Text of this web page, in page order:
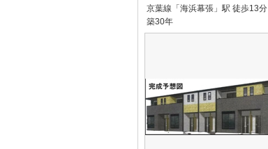
京葉線「海浜幕張」駅 徒歩13分
築30年